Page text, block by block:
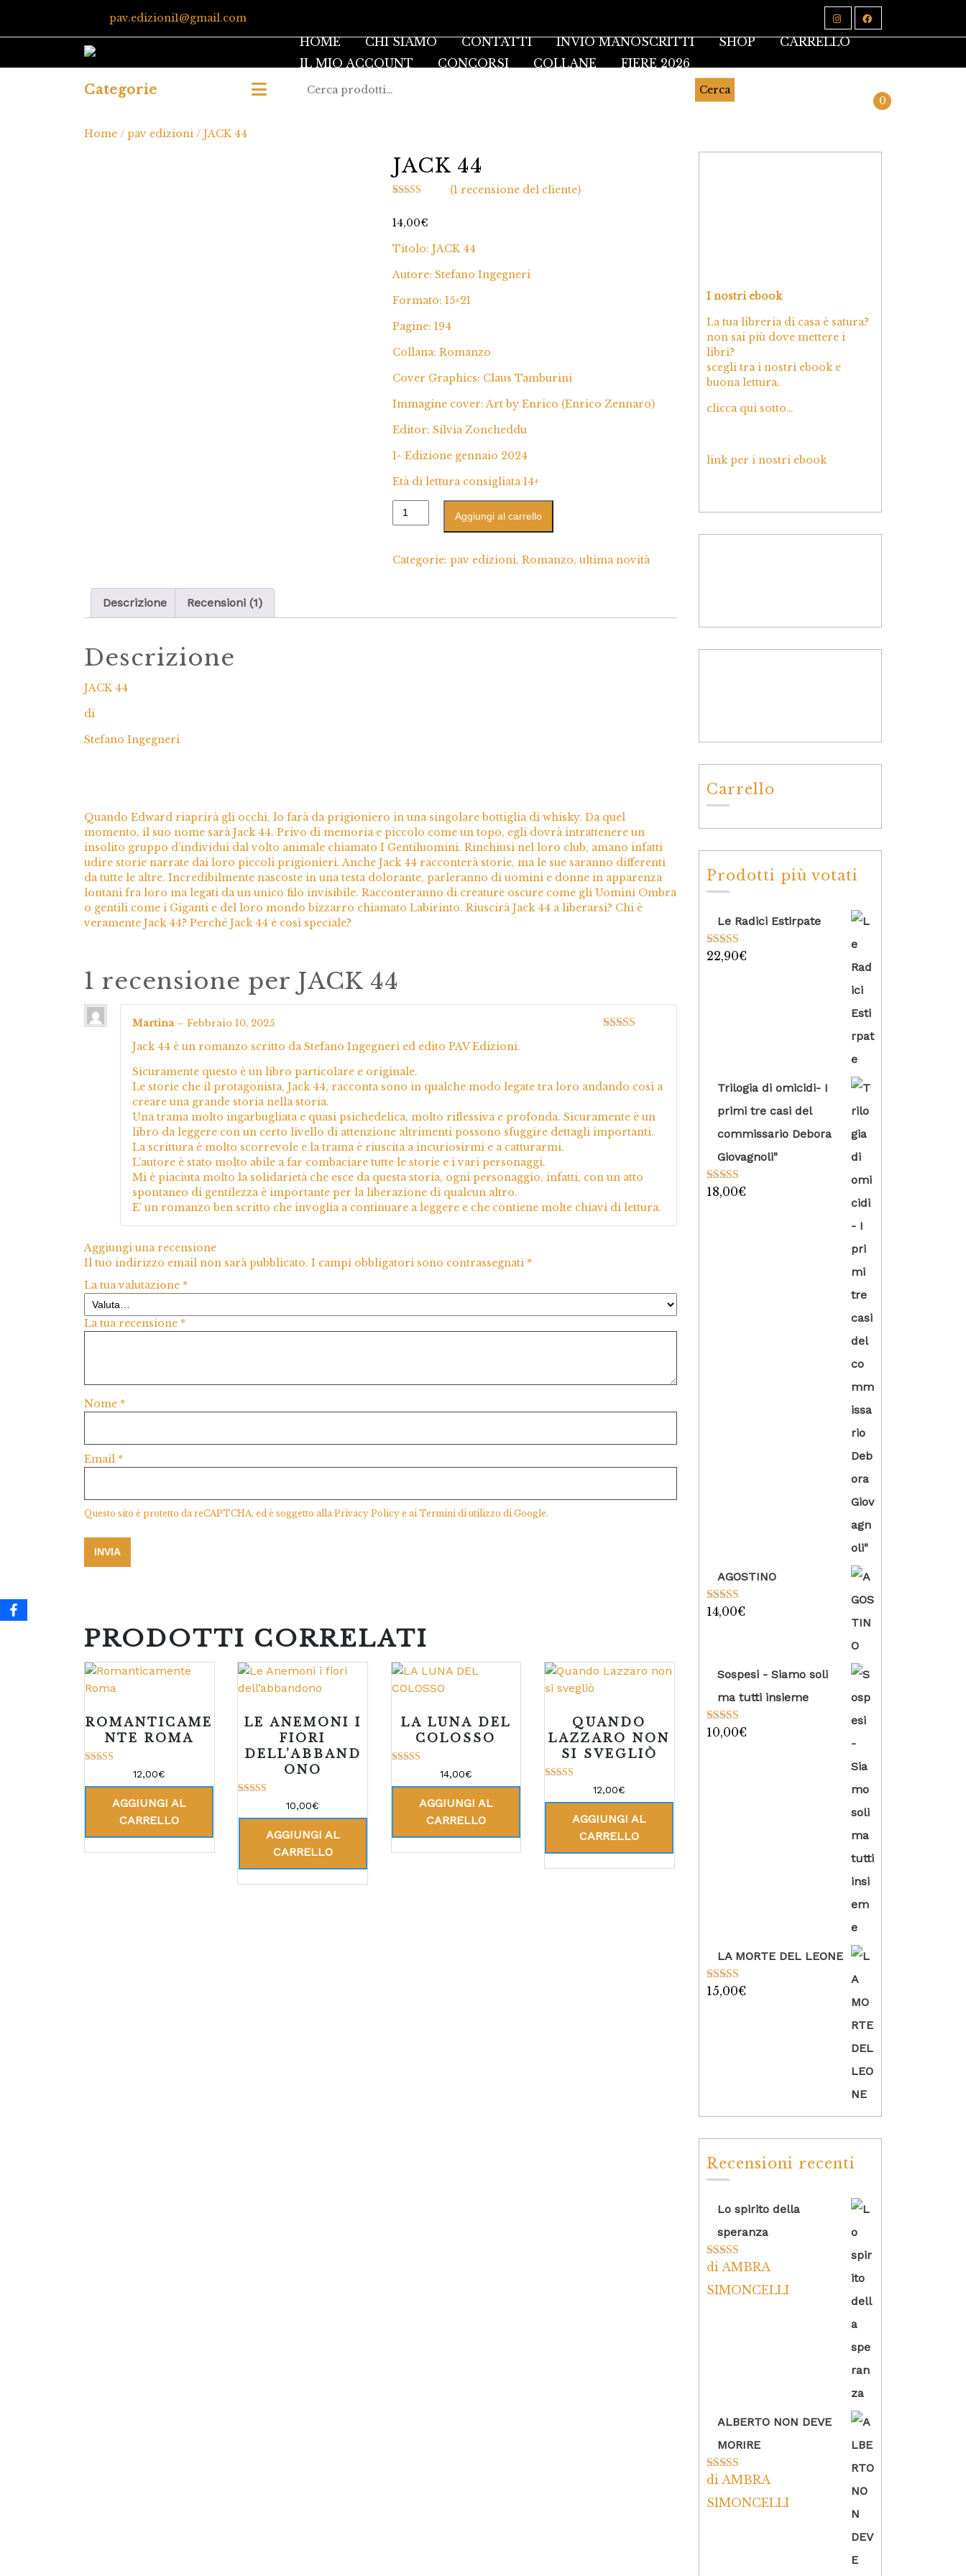
pav.edizioni1@gmail.com
HOME CHI SIAMO CONTATTI INVIO MANOSCRITTI SHOP
CARRELLO
IL MIO ACCOUNT
CONCORSI COLLANE FIERE 2026
Categorie
Cerca
0
Home / pav edizioni / JACK 44
JACK 44
su base di
(1 recensione del cliente)
14,00€
Titolo: JACK 44
Autore: Stefano Ingegneri
Formato: 15×21
Pagine: 194
Collana: Romanzo
Cover Graphics: Claus Tamburini
Immagine cover: Art by Enrico (Enrico Zennaro)
Editor: Silvia Zoncheddu
1^ Edizione gennaio 2024
Età di lettura consigliata 14+
Aggiungi al carrello
Categorie: pav edizioni, Romanzo, ultima novità
Descrizione Recensioni (1)
Descrizione
JACK 44
di
Stefano Ingegneri
Quando Edward riaprirà gli occhi, lo farà da prigioniero in una singolare bottiglia di whisky. Da quel
momento, il suo nome sarà Jack 44. Privo di memoria e piccolo come un topo, egli dovrà intrattenere un
insolito gruppo d’individui dal volto animale chiamato I Gentiluomini. Rinchiusi nel loro club, amano infatti
udire storie narrate dai loro piccoli prigionieri. Anche Jack 44 racconterà storie, ma le sue saranno differenti
da tutte le altre. Incredibilmente nascoste in una testa dolorante, parleranno di uomini e donne in apparenza
lontani fra loro ma legati da un unico filo invisibile. Racconteranno di creature oscure come gli Uomini Ombra
o gentili come i Giganti e del loro mondo bizzarro chiamato Labirinto. Riuscirà Jack 44 a liberarsi? Chi è
veramente Jack 44? Perché Jack 44 è così speciale?
1 recensione per JACK 44
Martina – Febbraio 10, 2025
Jack 44 è un romanzo scritto da Stefano Ingegneri ed edito PAV Edizioni.
Sicuramente questo è un libro particolare e originale.
Le storie che il protagonista, Jack 44, racconta sono in qualche modo legate tra loro andando così a
creare una grande storia nella storia.
Una trama molto ingarbugliata e quasi psichedelica, molto riflessiva e profonda. Sicuramente è un
libro da leggere con un certo livello di attenzione altrimenti possono sfuggire dettagli importanti.
La scrittura è molto scorrevole e la trama è riuscita a incuriosirmi e a catturarmi.
L’autore è stato molto abile a far combaciare tutte le storie e i vari personaggi.
Mi è piaciuta molto la solidarietà che esce da questa storia, ogni personaggio, infatti, con un atto
spontaneo di gentilezza è importante per la liberazione di qualcun altro.
E’ un romanzo ben scritto che invoglia a continuare a leggere e che contiene molte chiavi di lettura.
Aggiungi una recensione
Il tuo indirizzo email non sarà pubblicato. I campi obbligatori sono contrassegnati *
La tua valutazione *
La tua recensione *
Nome *
Email *
Questo sito è protetto da reCAPTCHA, ed è soggetto allaPrivacy Policy e aiTermini di utilizzo di Google.
PRODOTTI CORRELATI
ROMANTICAME
NTE ROMA
su 5
12,00€
AGGIUNGI AL
CARRELLO
LE ANEMONI I
FIORI
DELL’ABBAND
ONO
su 5
10,00€
AGGIUNGI AL
CARRELLO
LA LUNA DEL
COLOSSO
su 5
14,00€
AGGIUNGI AL
CARRELLO
QUANDO
LAZZARO NON
SI SVEGLIÒ
su 5
12,00€
AGGIUNGI AL
CARRELLO
I nostri ebook
La tua libreria di casa è satura?
non sai più dove mettere i
libri?
scegli tra i nostri ebook e
buona lettura.
clicca qui sotto…
link per i nostri ebook
Carrello
Prodotti più votati
Le Radici Estirpate
Valutato
22,90€
Trilogia di omicidi- I
primi tre casi del
commissario Debora
Giovagnoli"
Valutato
18,00€
AGOSTINO
Valutato
14,00€
Sospesi - Siamo soli
ma tutti insieme
Valutato
10,00€
LA MORTE DEL LEONE
Valutato
15,00€
Recensioni recenti
Lo spirito della
speranza
Valutato5su
di AMBRA
SIMONCELLI
ALBERTO NON DEVE
MORIRE
Valutato5su
di AMBRA
SIMONCELLI